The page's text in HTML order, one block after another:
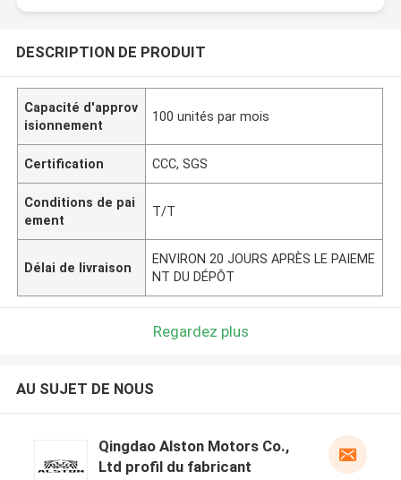
DESCRIPTION DE PRODUIT
Capacité d'approv
isionnement
100 unités par mois
Certification CCC, SGS
Conditions de pai
ement
T/T
Délai de livraison
ENVIRON 20 JOURS APRÈS LE PAIEME
NT DU DÉPÔT
Regardez plus
AU SUJET DE NOUS
Qingdao Alston Motors Co.,
Ltd profil du fabricant